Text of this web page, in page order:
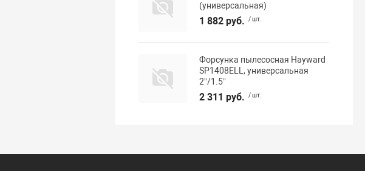
(универсальная)
1 882 руб. / шт.
Форсунка пылесосная Hayward
SP1408ELL, универсальная
2”/1.5”
2 311 руб. / шт.